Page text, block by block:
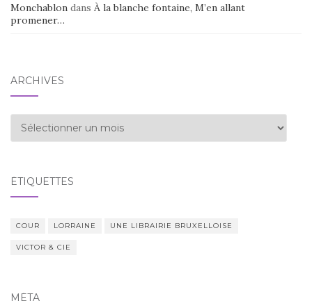
Monchablon dans À la blanche fontaine, M’en allant
promener…
ARCHIVES
Archives
ÉTIQUETTES
COUR LORRAINE UNE LIBRAIRIE BRUXELLOISE
VICTOR & CIE
MÉTA